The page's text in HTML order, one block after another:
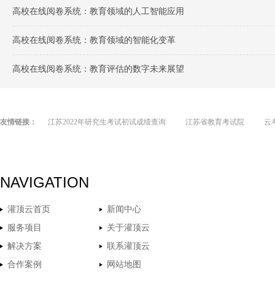
高校在线阅卷系统：教育领域的人工智能应用
高校在线阅卷系统：教育领域的智能化变革
高校在线阅卷系统：教育评估的数字未来展望
友情链接： 江苏2022年研究生考试初试成绩查询 江苏省教育考试院 云
NAVIGATION
灌顶云首页
新闻中心
服务项目
关于灌顶云
解决方案
联系灌顶云
合作案例
网站地图